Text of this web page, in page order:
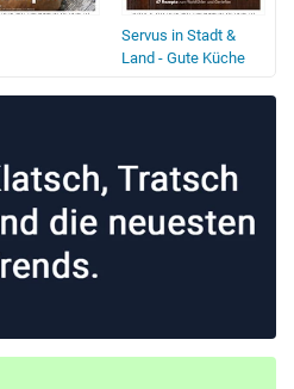
Servus in Stadt &
Land - Gute Küche